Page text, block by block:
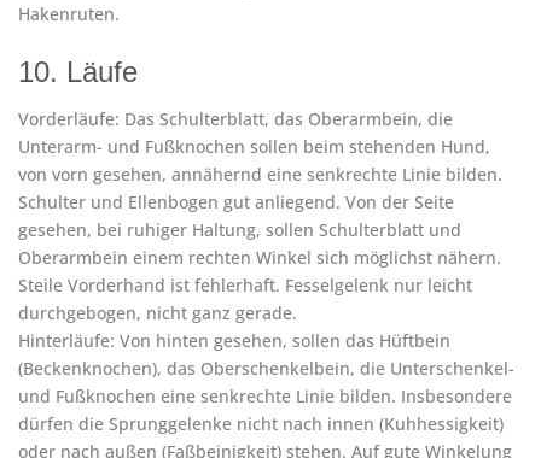
Hakenruten.
10. Läufe
Vorderläufe: Das Schulterblatt, das Oberarmbein, die
Unterarm- und Fußknochen sollen beim stehenden Hund,
von vorn gesehen, annähernd eine senkrechte Linie bilden.
Schulter und Ellenbogen gut anliegend. Von der Seite
gesehen, bei ruhiger Haltung, sollen Schulterblatt und
Oberarmbein einem rechten Winkel sich möglichst nähern.
Steile Vorderhand ist fehlerhaft. Fesselgelenk nur leicht
durchgebogen, nicht ganz gerade.
Hinterläufe: Von hinten gesehen, sollen das Hüftbein
(Beckenknochen), das Oberschenkelbein, die Unterschenkel-
und Fußknochen eine senkrechte Linie bilden. Insbesondere
dürfen die Sprunggelenke nicht nach innen (Kuhhessigkeit)
oder nach außen (Faßbeinigkeit) stehen. Auf gute Winkelung